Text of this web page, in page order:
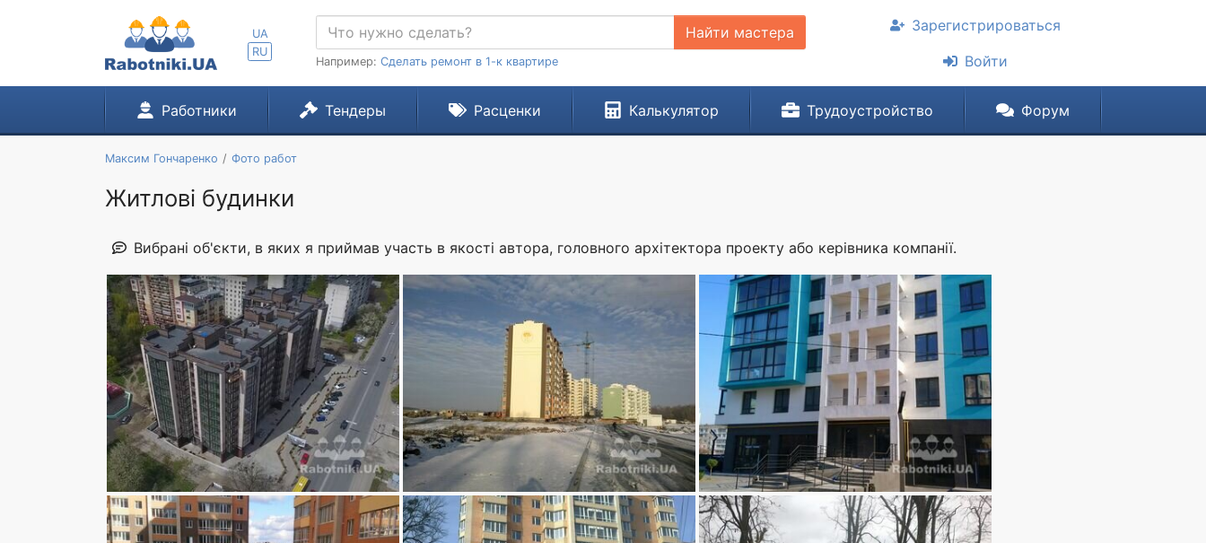
UA
RU
Найти мастера
Например: Сделать ремонт в 1-к квартире
Зарегистрироваться
Войти
Работники Тендеры Расценки Калькулятор Трудоустройство Форум
Максим Гончаренко Фото работ
Житлові будинки
Вибрані об'єкти, в яких я приймав участь в якості автора, головного архітектора проекту або керівника компанії.